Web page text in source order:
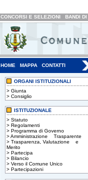
CONCORSI E SELEZIONI BANDI DI
HOME MAPPA CONTATTI
ORGANI ISTITUZIONALI
> Giunta
> Consiglio
ISTITUZIONALE
> Statuto
> Regolamenti
> Programma di Governo
>Amministrazione Trasparente
> Trasparenza, Valutazione e
Merito
> Partecipa
> Bilancio
> Verso il Comune Unico
> Partecipazioni